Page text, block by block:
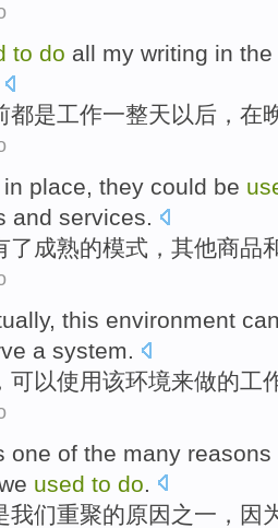
to do all my writing in the
都是工作一整天以后 ， 在
place, they could be
and services.
了成熟的模式， 其他商品
, this environment
a system.
可以使用该环境来做的工
one of the many reasons
used to do
我们重聚的原因之一， 因